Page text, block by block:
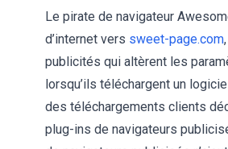
Le pirate de navigateur
d’internet vers sweet-page.com,
publicités qui altèrent les
lorsqu’ils téléchargent un
des téléchargements clients
plug-ins de navigateurs